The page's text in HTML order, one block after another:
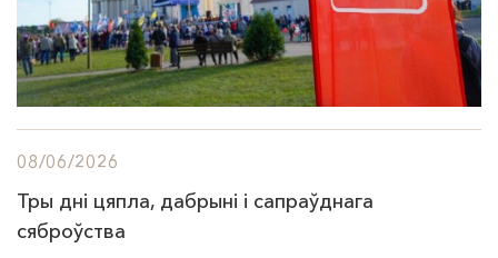
08/06/2026
Тры дні цяпла, дабрыні і сапраўднага
сяброўства